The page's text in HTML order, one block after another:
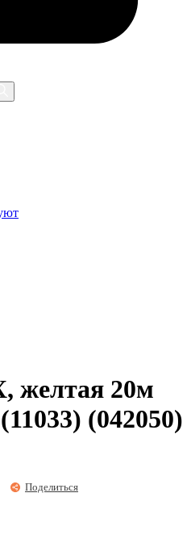
желтая 20м
(042050)
Поделиться